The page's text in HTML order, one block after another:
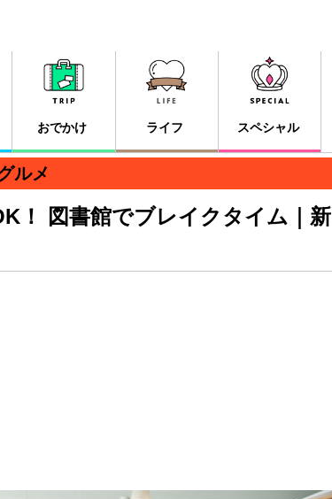
おでかけ ライフ スペシャル
ルメ
！ 図書館でブレイクタイム｜新